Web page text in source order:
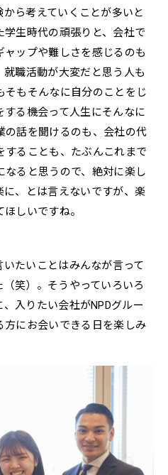
から考えていくことが多いと
生時代の頑張りと、会社で
ップや難しさを感じるのも
職活動が大変だと思う人も
そもそんなに自分のことをじ
する機会って人生にそんなに
の話を聞けるのも、会社の代
ることも、たぶんこれまで
ると思うので、絶対に楽し
に、とは言えないですが、楽
しいですね。
いたいことはみんなが言って
（笑）。そうやっていろいろ
入りたい会社がNPDグルー
方にお会いできる日を楽しみ